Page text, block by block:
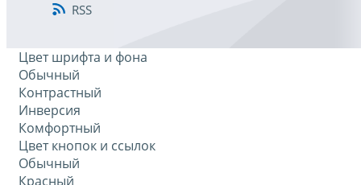
RSS
Цвет шрифта и фона
Обычный
Контрастный
Инверсия
Комфортный
Цвет кнопок и ссылок
Обычный
Красный